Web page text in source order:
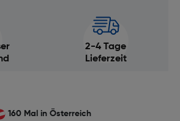
Ja
2-4 Tage
Lieferzeit
160 Mal in Österreich